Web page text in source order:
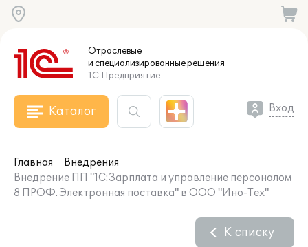
Отраслевые
и специализированныерешения
1С:Предприятие
Каталог Вход
Главная
Внедрения
Внедрение ПП "1С:Зарплата и управление персоналом
8 ПРОФ. Электронная поставка" в ООО "Ино-Тех"
К списку